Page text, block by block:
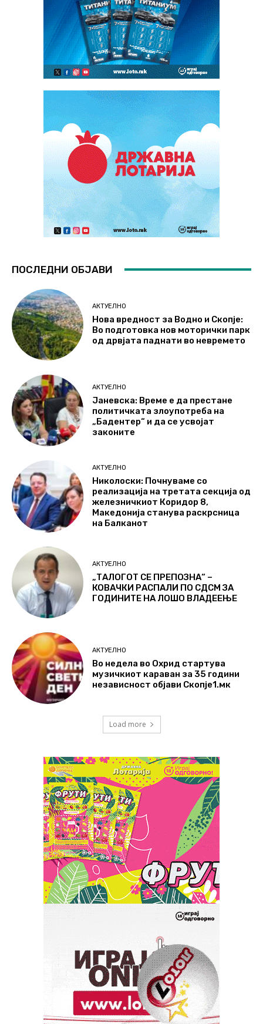
ПОСЛЕДНИ ОБЈАВИ
АКТУЕЛНО
Нова вредност за Водно и Скопје:
Во подготовка нов моторички парк
од дрвјата паднати во невремето
АКТУЕЛНО
Јаневска: Време е да престане
политичката злоупотреба на
„Бадентер“ и да се усвојат
законите
АКТУЕЛНО
Николоски: Почнуваме со
реализација на третата секција од
железничкиот Коридор 8,
Македонија станува раскрсница
на Балканот
АКТУЕЛНО
„ТАЛОГОТ СЕ ПРЕПОЗНА“ –
КОВАЧКИ РАСПАЛИ ПО СДСМ ЗА
ГОДИНИТЕ НА ЛОШО ВЛАДЕЕЊЕ
АКТУЕЛНО
Во недела во Охрид стартува
музичкиот караван за 35 години
независност објави Скопје1.мк
Load more